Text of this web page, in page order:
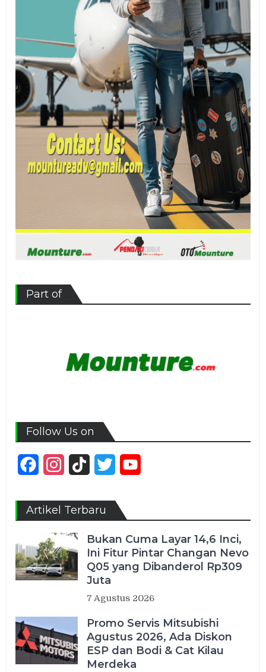
Part of
Follow Us on
FacebookInstagram
TikTok Twitter
Artikel Terbaru
Bukan Cuma Layar 14,6 Inci,
Ini Fitur Pintar Changan Nevo
Q05 yang Dibanderol Rp309
Juta
7 Agustus 2026
Promo Servis Mitsubishi
Agustus 2026, Ada Diskon
ESP dan Bodi & Cat Kilau
Merdeka